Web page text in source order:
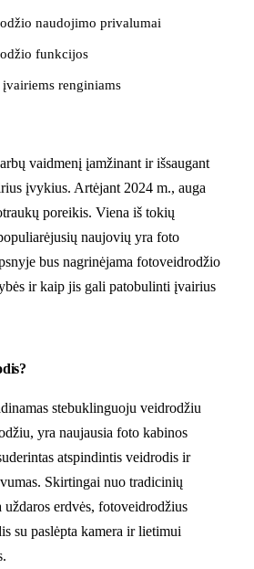
naudojimo privalumai
funkcijos
renginiams
vaidmenį įamžinant ir išsaugant
įvykius. Artėjant 2024 m., auga
poreikis. Viena iš tokių
naujovių yra foto
bus nagrinėjama fotoveidrodžio
ir kaip jis gali patobulinti įvairius
stebuklinguoju veidrodžiu
yra naujausia foto kabinos
atspindintis veidrodis ir
Skirtingai nuo tradicinių
erdvės, fotoveidrodžius
su paslėpta kamera ir lietimui